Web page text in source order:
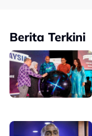
Berita Terkini